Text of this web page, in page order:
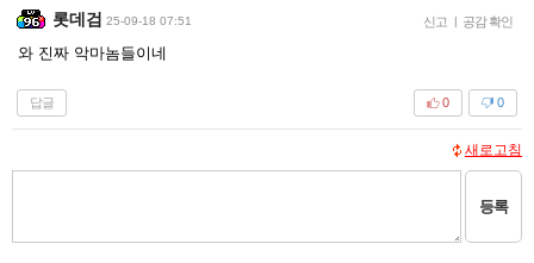
롯데검 25-09-18 07:51 신고 | 공감 확인
와 진짜 악마놈들이네
답글 0
0
새로고침
등록